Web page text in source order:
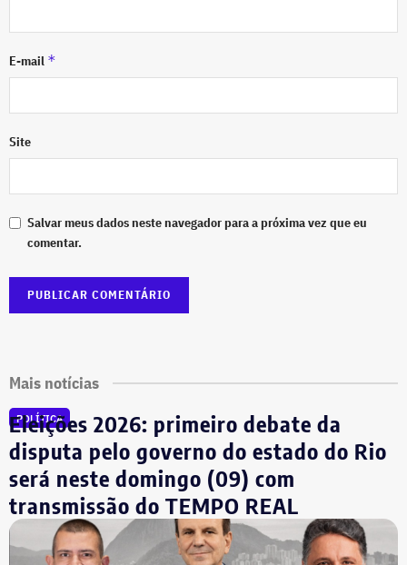
E-mail *
Site
Salvar meus dados neste navegador para a próxima vez que eu
comentar.
Mais notícias
POLÍTICA
Eleições 2026: primeiro debate da
disputa pelo governo do estado do Rio
será neste domingo (09) com
transmissão do TEMPO REAL